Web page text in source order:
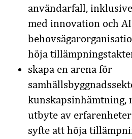
användarfall,
med innovation och
höja
skapa en arena för
kunskapsinhämtning,
utbyte av
syfte att höja